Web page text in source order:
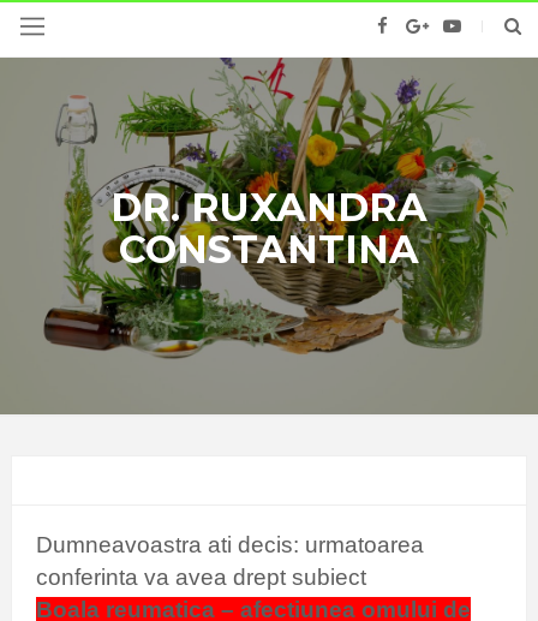
DR. RUXANDRA
CONSTANTINA
Dumneavoastra ati decis: urmatoarea
conferinta va avea drept subiect
Boala reumatica – afectiunea omului de